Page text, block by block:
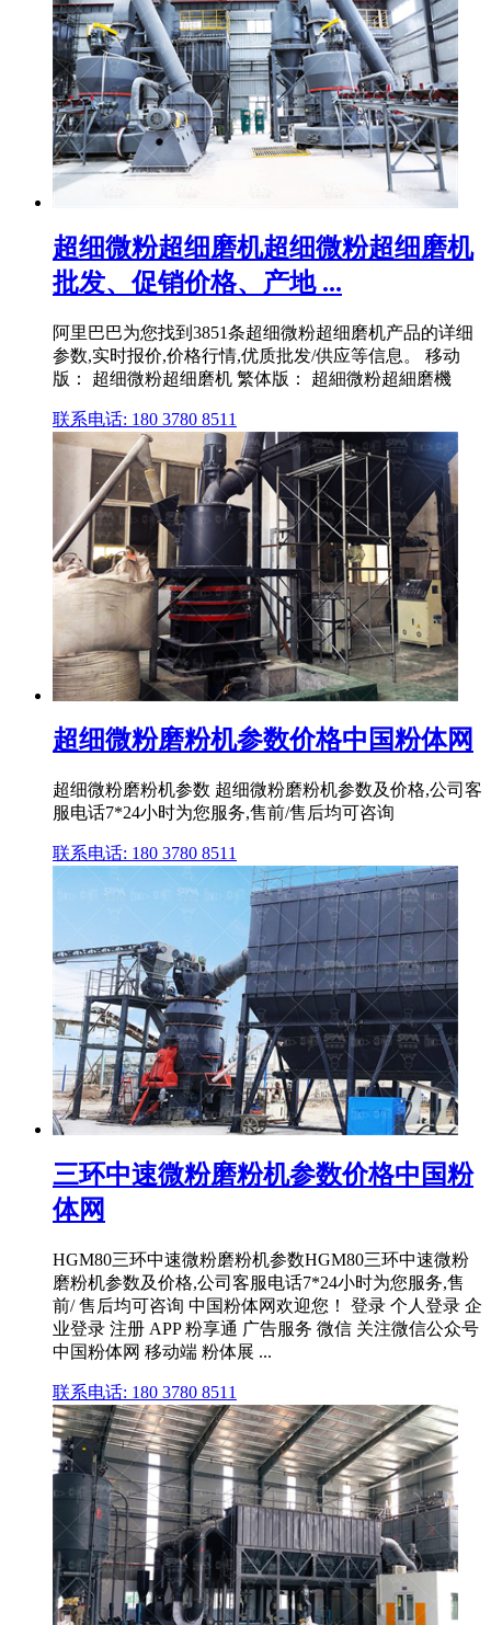
超细微粉超细磨机超细微粉超细磨机
批发、促销价格、产地 ...
阿里巴巴为您找到3851条超细微粉超细磨机产品的详细
参数,实时报价,价格行情,优质批发/供应等信息。 移动
版： 超细微粉超细磨机 繁体版： 超細微粉超細磨機
联系电话: 180 3780 8511
超细微粉磨粉机参数价格中国粉体网
超细微粉磨粉机参数 超细微粉磨粉机参数及价格,公司客
服电话7*24小时为您服务,售前/售后均可咨询
联系电话: 180 3780 8511
三环中速微粉磨粉机参数价格中国粉
体网
HGM80三环中速微粉磨粉机参数HGM80三环中速微粉
磨粉机参数及价格,公司客服电话7*24小时为您服务,售
前/ 售后均可咨询 中国粉体网欢迎您！ 登录 个人登录 企
业登录 注册 APP 粉享通 广告服务 微信 关注微信公众号
中国粉体网 移动端 粉体展 ...
联系电话: 180 3780 8511